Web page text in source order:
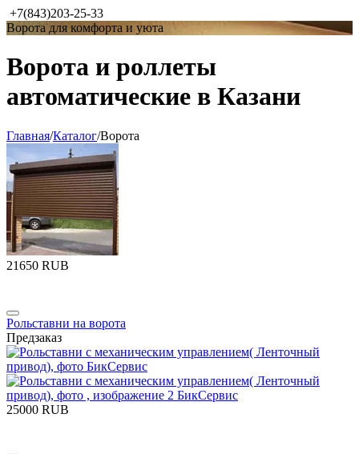
+7(843)203-25-33
Ворота для комфорта и уюта
Ворота и роллеты
автоматические в Казани
Главная/Каталог/Ворота
‍21650‍ RUB
Рольставни на ворота
Предзаказ
‍25000‍ RUB